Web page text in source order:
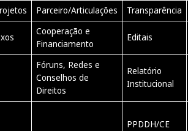
Parceiro/Articulações Transparência
Cooperação e
Financiamento
Editais
Fóruns, Redes e
Conselhos de
Direitos
Relatório
Institucional
PPDDH/CE